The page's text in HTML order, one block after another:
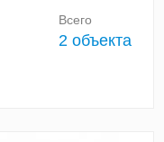
Всего
2 объекта